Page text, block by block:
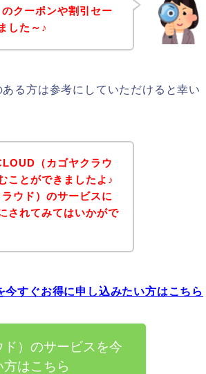
クーポンや割引セー
した～♪
る方は参考にしていただけると幸い
（カゴヤクラウ
ことができましたよ♪
ウド）のサービスに
されてみてはいかがで
すぐお得に申し込みたい方はこちら
）のサービスを今
はこちら